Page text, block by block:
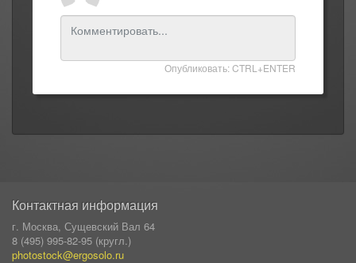
Опубликовать: CTRL+ENTER
Контактная информация
г. Москва, Сущевский Вал 64
8 (495) 995-82-95 (кругл.)
photostock@ergosolo.ru